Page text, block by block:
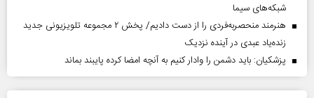
شبکه‌های سیما
هنرمند منحصر‌به‌فردی را از دست دادیم/ پخش ۲ مجموعه تلویزیونی جدید
زنده‌یاد عبدی در آینده نزدیک
پزشکیان: باید دشمن را وادار کنیم به آنچه امضا کرده پایبند بماند